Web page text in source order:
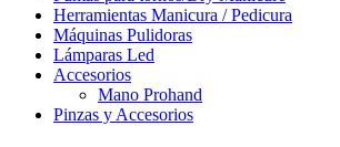
Herramientas Manicura / Pedicura
Máquinas Pulidoras
Lámparas Led
Accesorios
Mano Prohand
Pinzas y Accesorios